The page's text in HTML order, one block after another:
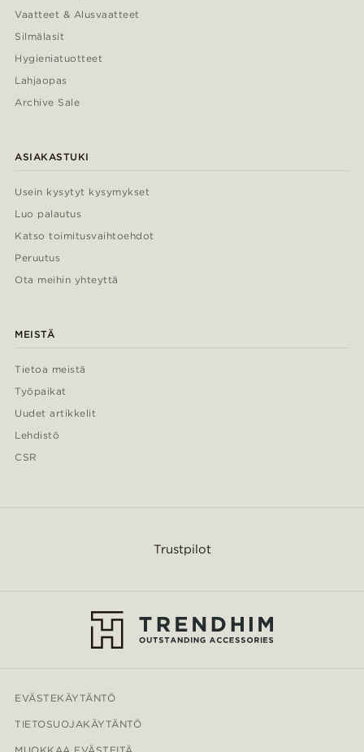
Vaatteet & Alusvaatteet
Silmälasit
Hygieniatuotteet
Lahjaopas
Archive Sale
ASIAKASTUKI
Usein kysytyt kysymykset
Luo palautus
Katso toimitusvaihtoehdot
Peruutus
Ota meihin yhteyttä
MEISTÄ
Tietoa meistä
Työpaikat
Uudet artikkelit
Lehdistö
CSR
Trustpilot
EVÄSTEKÄYTÄNTÖ
TIETOSUOJAKÄYTÄNTÖ